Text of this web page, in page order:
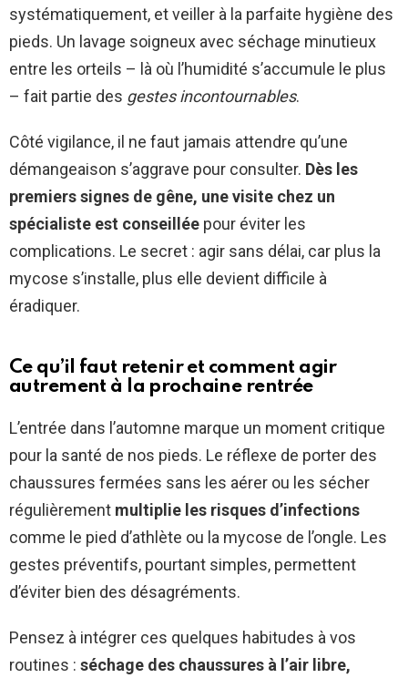
systématiquement, et veiller à la parfaite hygiène des
pieds. Un lavage soigneux avec séchage minutieux
entre les orteils – là où l’humidité s’accumule le plus
– fait partie des gestes incontournables.
Côté vigilance, il ne faut jamais attendre qu’une
démangeaison s’aggrave pour consulter. Dès les
premiers signes de gêne, une visite chez un
spécialiste est conseillée pour éviter les
complications. Le secret : agir sans délai, car plus la
mycose s’installe, plus elle devient difficile à
éradiquer.
Ce qu’il faut retenir et comment agir
autrement à la prochaine rentrée
L’entrée dans l’automne marque un moment critique
pour la santé de nos pieds. Le réflexe de porter des
chaussures fermées sans les aérer ou les sécher
régulièrement multiplie les risques d’infections
comme le pied d’athlète ou la mycose de l’ongle. Les
gestes préventifs, pourtant simples, permettent
d’éviter bien des désagréments.
Pensez à intégrer ces quelques habitudes à vos
routines : séchage des chaussures à l’air libre,